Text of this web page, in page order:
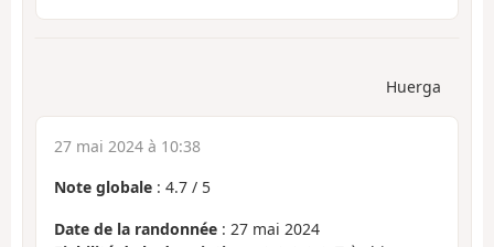
Huerga
27 mai 2024 à 10:38
Note globale : 4.7 / 5
Date de la randonnée : 27 mai 2024